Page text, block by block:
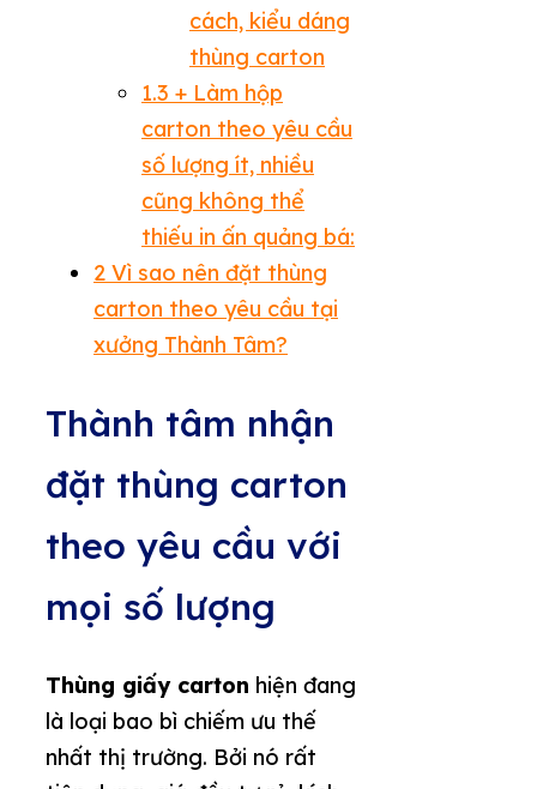
cách, kiểu dáng
thùng carton
1.3 + Làm hộp
carton theo yêu cầu
số lượng ít, nhiều
cũng không thể
thiếu in ấn quảng bá:
2 Vì sao nên đặt thùng
carton theo yêu cầu tại
xưởng Thành Tâm?
Thành tâm nhận
đặt thùng carton
theo yêu cầu với
mọi số lượng
Thùng giấy carton hiện đang
là loại bao bì chiếm ưu thế
nhất thị trường. Bởi nó rất